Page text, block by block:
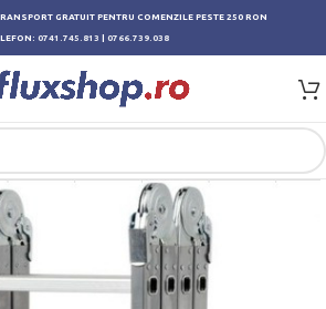
GRATUIT PENTRU COMENZILE PESTE 250 RON
0741.745.813 0766.739.038